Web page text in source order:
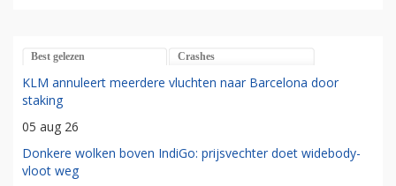
Best gelezen Crashes
KLM annuleert meerdere vluchten naar Barcelona door
staking
05 aug 26
Donkere wolken boven IndiGo: prijsvechter doet widebody-
vloot weg